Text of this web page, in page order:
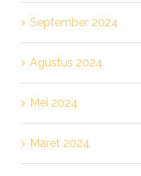
September 2024
Agustus 2024
Mei 2024
Maret 2024